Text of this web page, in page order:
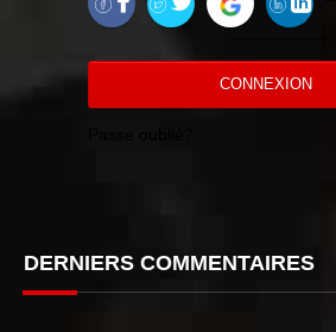
CONNEXION
DERNIERS COMMENTAIRES